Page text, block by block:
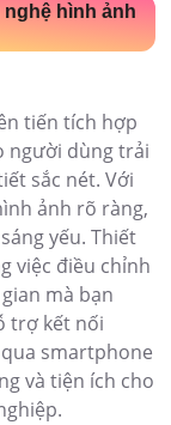
nghệ hình ảnh
tiến tích hợp
người dùng trải
sắc nét. Với
ảnh rõ ràng,
yếu. Thiết
việc điều chỉnh
mà bạn
trợ kết nối
smartphone
và tiện ích cho